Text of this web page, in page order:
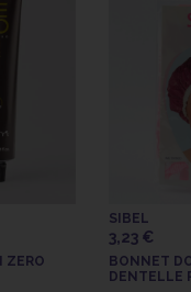
ZERO
SIBEL
3,23 €
BONNET
DENTELLE